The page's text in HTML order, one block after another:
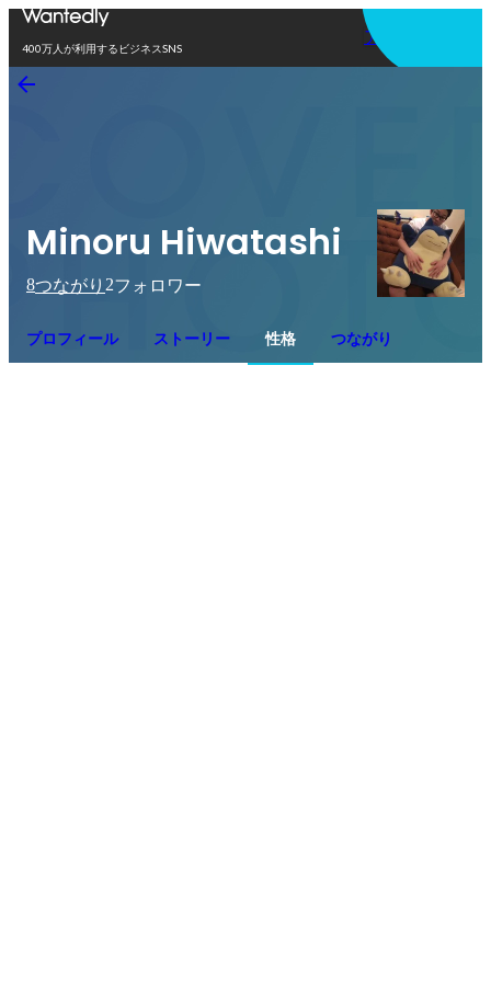
400万人が利用するビジネスSNS
アプリを使う
Minoru Hiwatashi
8つながり 2フォロワー
プロフィール ストーリー 性格 つながり